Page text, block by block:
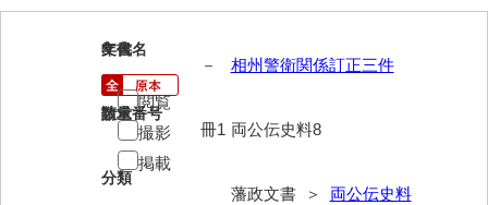
8
文書名
相州警衛関係訂正三件
請求番号
両公伝史料8
分類
藩政文書 ＞ 両公伝史料
年代
－
数量
冊1
閲覧
撮影
掲載